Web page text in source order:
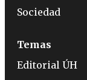
Sociedad
Temas
Editorial ÚH